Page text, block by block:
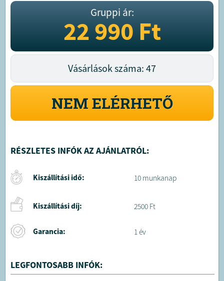
Gruppi ár:
22 990Ft
Vásárlások száma: 47
NEM ELÉRHETŐ
RÉSZLETES INFÓK AZ AJÁNLATRÓL:
Kiszállítási idő: 10 munkanap
Kiszállítási díj: 2500 Ft
Garancia: 1 év
LEGFONTOSABB INFÓK: